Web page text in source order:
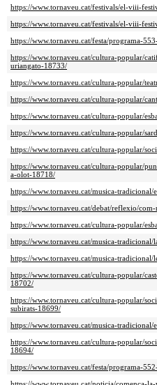
https://www.tornaveu.cat/festivals/el-viii-
https://www.tornaveu.cat/festivals/el-viii-
https://www.tornaveu.cat/festa/programa-
https://www.tornaveu.cat/cultura-popular/
uriangato-18733/
https://www.tornaveu.cat/cultura-popular/
https://www.tornaveu.cat/cultura-popular/
https://www.tornaveu.cat/cultura-popular/
https://www.tornaveu.cat/cultura-popular/
https://www.tornaveu.cat/cultura-popular/
https://www.tornaveu.cat/cultura-popular/
a-olot-18718/
https://www.tornaveu.cat/musica-
https://www.tornaveu.cat/debat/reflexio/
https://www.tornaveu.cat/cultura-popular/
https://www.tornaveu.cat/musica-
https://www.tornaveu.cat/musica-tradicional/
https://www.tornaveu.cat/cultura-popular/
18702/
https://www.tornaveu.cat/cultura-popular/
subirats-18699/
https://www.tornaveu.cat/musica-
https://www.tornaveu.cat/cultura-popular/
18694/
https://www.tornaveu.cat/festa/programa-